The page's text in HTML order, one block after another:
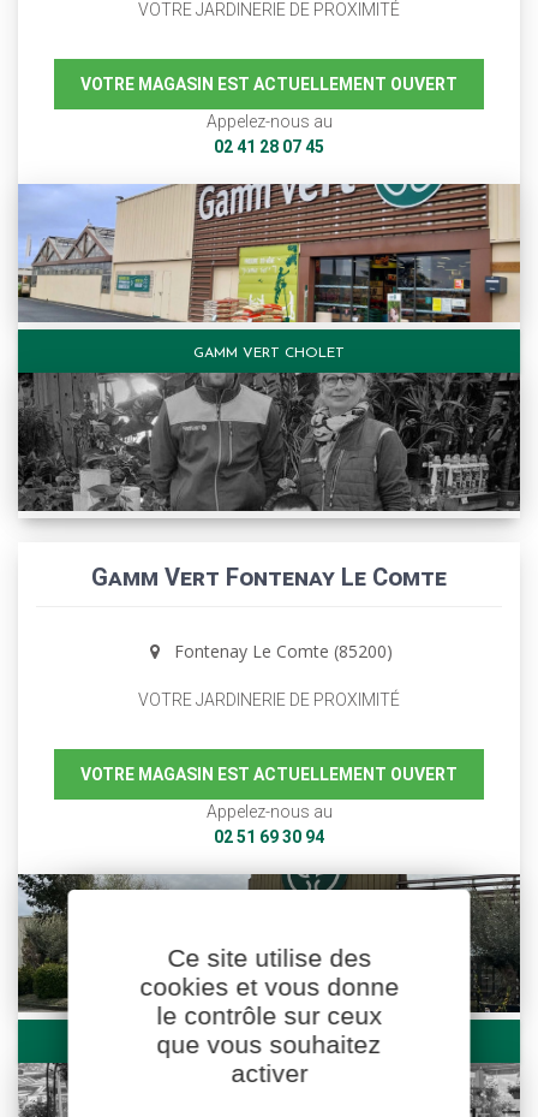
VOTRE JARDINERIE DE PROXIMITÉ
VOTRE MAGASIN EST ACTUELLEMENT OUVERT
Appelez-nous au
02 41 28 07 45
GAMM VERT CHOLET
Gamm Vert Fontenay Le Comte
Fontenay Le Comte (85200)
VOTRE JARDINERIE DE PROXIMITÉ
VOTRE MAGASIN EST ACTUELLEMENT OUVERT
Appelez-nous au
02 51 69 30 94
GAMM VERT FONTENAY LE COMTE
Ce site utilise des
cookies et vous donne
le contrôle sur ceux
que vous souhaitez
activer